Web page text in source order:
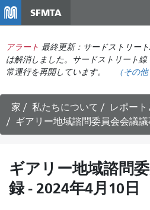
コ
ン
テ
ン
ツ
に
移
SFMTA
アラート 最終更新：サードストリー
は解消しました。サードストリート
常運行を再開しています。
（その他
家 私たちについて
レポー
ギアリー地域諮問委員会会議
ギアリー地域諮問
録 - 2024年4月10日